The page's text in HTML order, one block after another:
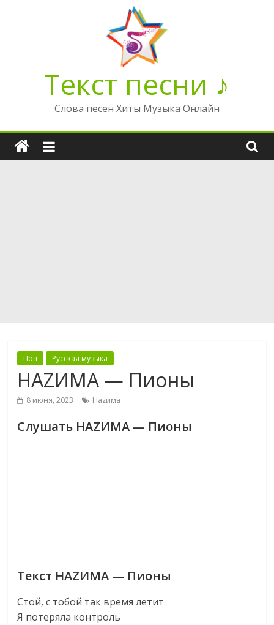
Текст песни ♪
Слова песен Хиты Музыка Онлайн
Поп Русская музыка
НАZИМА — Пионы
8 июня, 2023 Наzима
Слушать НАZИМА — Пионы
Текст НАZИМА — Пионы
Стой, с тобой так время летит
Я потеряла контроль